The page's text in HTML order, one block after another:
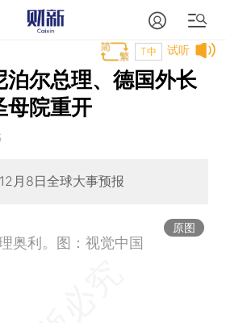
试听
T中
泊尔总理、德国外长
母院重开
月8日全球大事预报
原图
奥利。图：视觉中国